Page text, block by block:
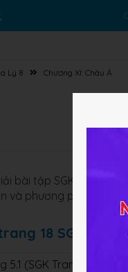
Lý 8 Chương XI: Châu Á
bài tập SGK
và phương pháp học
18 SGK Địa
5.1 (SGK Trang 16),